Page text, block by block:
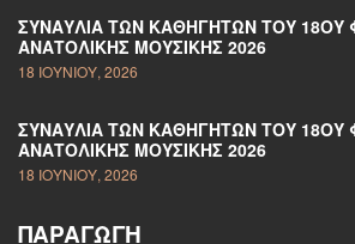
ΣΥΝΑΥΛΊΑ ΤΩΝ ΚΑΘΗΓΗΤΏΝ ΤΟΥ 18ΟΥ
ΑΝΑΤΟΛΙΚΉΣ ΜΟΥΣΙΚΉΣ 2026
18 ΙΟΥΝΊΟΥ, 2026
ΣΥΝΑΥΛΊΑ ΤΩΝ ΚΑΘΗΓΗΤΏΝ ΤΟΥ 18ΟΥ
ΑΝΑΤΟΛΙΚΉΣ ΜΟΥΣΙΚΉΣ 2026
18 ΙΟΥΝΊΟΥ, 2026
ΠΑΡΑΓΩΓΉ